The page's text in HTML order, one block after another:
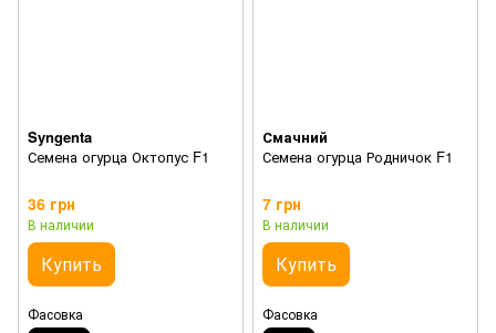
Syngenta
Семена огурца Октопус F1
36 грн
В наличии
Купить
Фасовка
Смачний
Семена огурца Родничок F1
7 грн
В наличии
Купить
Фасовка